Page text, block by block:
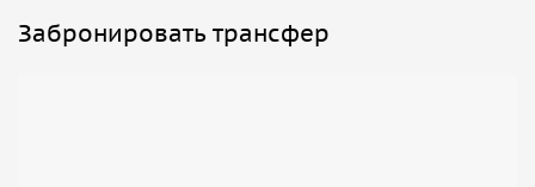
прославленного беловежского самогона!
Забронировать трансфер